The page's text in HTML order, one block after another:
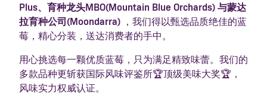
Plus、育种龙头MBO(Mountain Blue Orchards) 与蒙达
拉育种公司(Moondarra) ，我们得以甄选品质绝佳的蓝
莓，精心分装，送达消费者的手中。
用心挑选每一颗优质蓝莓，只为满足精致味蕾。我们的
多款品种更斩获国际风味评鉴所🏆顶级美味大奖🏆，
风味实力权威认证。